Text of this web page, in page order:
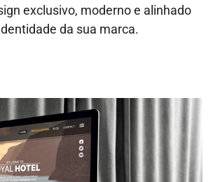
exclusivo, moderno e alinhado
da sua marca.